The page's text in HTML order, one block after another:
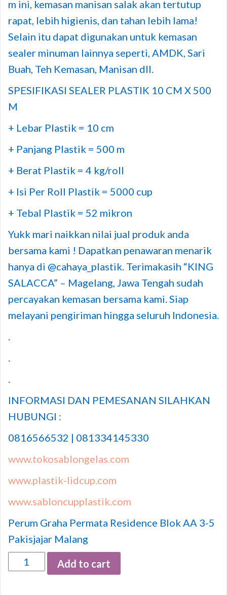
m ini, kemasan manisan salak akan tertutup
rapat, lebih higienis, dan tahan lebih lama!
Selain itu dapat digunakan untuk kemasan
sealer minuman lainnya seperti, AMDK, Sari
Buah, Teh Kemasan, Manisan dll.
SPESIFIKASI SEALER PLASTIK 10 CM X 500
M
+ Lebar Plastik = 10 cm
+ Panjang Plastik = 500 m
+ Berat Plastik = 4 kg/roll
+ Isi Per Roll Plastik = 5000 cup
+ Tebal Plastik = 52 mikron
Yukk mari naikkan nilai jual produk anda
bersama kami ! Dapatkan penawaran menarik
hanya di @cahaya_plastik. Terimakasih “KING
SALACCA” – Magelang, Jawa Tengah sudah
percayakan kemasan bersama kami. Siap
melayani pengiriman hingga seluruh Indonesia.
.
.
.
INFORMASI DAN PEMESANAN SILAHKAN
HUBUNGI :
0816566532 | 081334145330
www.tokosablongelas.com
www.plastik-lidcup.com
www.sabloncupplastik.com
Perum Graha Permata Residence Blok AA 3-5
Pakisjajar Malang
Quantity
Add to cart